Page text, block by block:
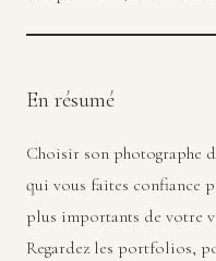
En résumé
Choisir son photographe
qui vous faites confiance
plus importants de votre
Regardez les portfolios,